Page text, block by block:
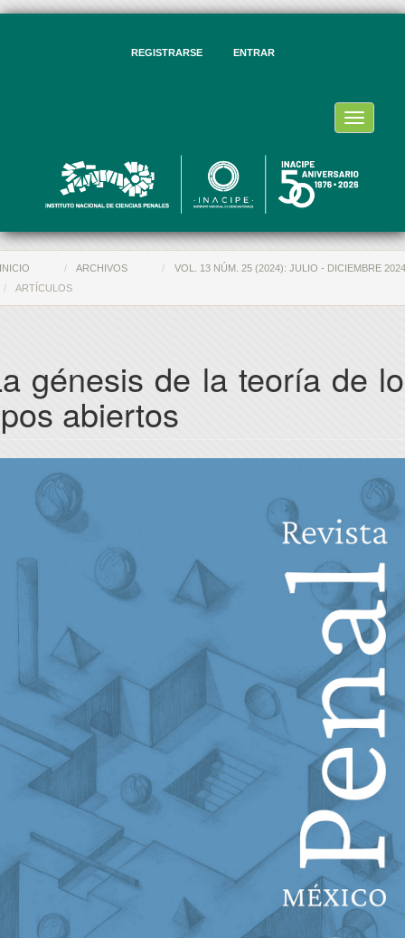
REGISTRARSE ENTRAR
Toggle
INICIO ARCHIVOS
VOL. 13 NÚM. 25 (2024): JULIO - DICIEMBRE 2024
ARTÍCULOS
génesis de la teoría de
abiertos